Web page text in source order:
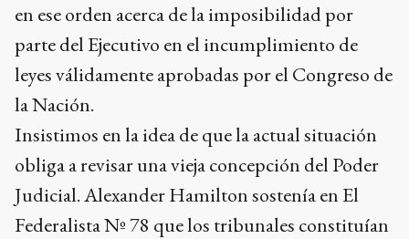
en ese orden acerca de la imposibilidad por
parte del Ejecutivo en el incumplimiento de
leyes válidamente aprobadas por el Congreso de
la Nación.
Insistimos en la idea de que la actual situación
obliga a revisar una vieja concepción del Poder
Judicial. Alexander Hamilton sostenía en El
Federalista Nº 78 que los tribunales constituían